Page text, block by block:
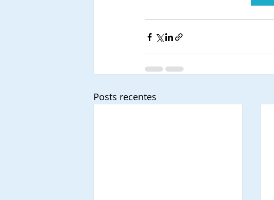
Posts recentes